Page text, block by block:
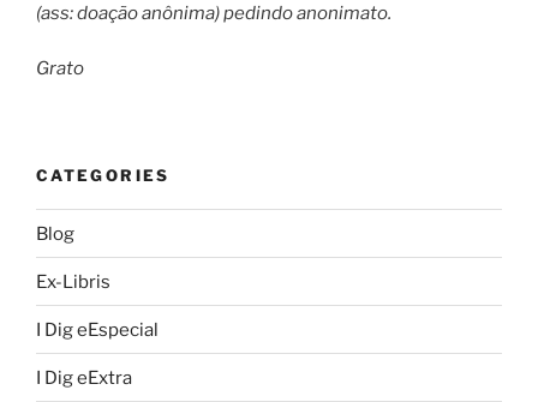
(ass: doação anônima) pedindo anonimato.
Grato
CATEGORIES
Blog
Ex-Libris
I Dig eEspecial
I Dig eExtra